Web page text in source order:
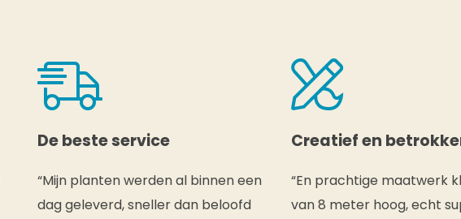
De beste service
“Mijn planten werden al binnen een
dag geleverd, sneller dan beloofd
Creatief en
“En prachtige maatwerk
van 8 meter hoog, echt